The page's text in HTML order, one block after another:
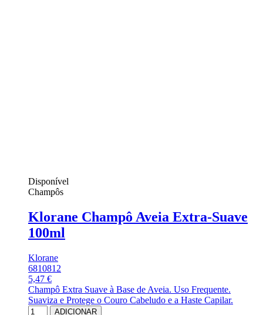
Disponível
Champôs
Klorane Champô Aveia Extra-Suave
100ml
Klorane
6810812
5,47 €
Champô Extra Suave à Base de Aveia. Uso Frequente.
Suaviza e Protege o Couro Cabeludo e a Haste Capilar.
ADICIONAR